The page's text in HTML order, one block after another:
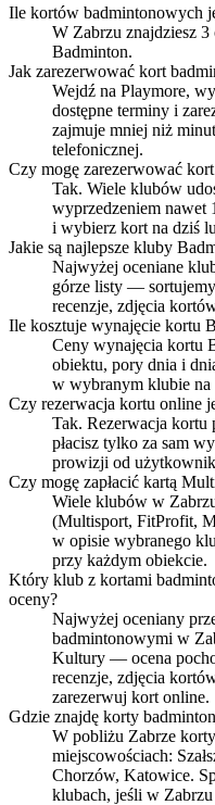
Ile kortów badmintonowych
W Zabrzu znajdziesz
Badminton.
Jak zarezerwować kort
Wejdź na Playmore,
dostępne terminy i
zajmuje mniej niż
telefonicznej.
Czy mogę zarezerwować
Tak. Wiele klubów
wyprzedzeniem nawet
i wybierz kort na dziś
Jakie są najlepsze kluby
Najwyżej oceniane
górze listy —
recenzje, zdjęcia
Ile kosztuje wynajęcie kortu
Ceny wynajęcia kortu
obiektu, pory dnia i
w wybranym klubie na
Czy rezerwacja kortu online
Tak. Rezerwacja
płacisz tylko za sam
prowizji od
Czy mogę zapłacić kartą
Wiele klubów w
(Multisport, FitProfit,
w opisie wybranego
przy każdym obiekcie.
Który klub z kortami
oceny?
Najwyżej oceniany
badmintonowymi w
Kultury — ocena
recenzje, zdjęcia
zarezerwuj kort online.
Gdzie znajdę korty
W pobliżu Zabrze
miejscowościach:
Chorzów, Katowice.
klubach, jeśli w